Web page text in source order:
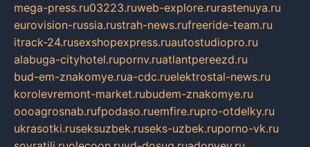
mega-press.ru03223.ruweb-explore.rurastenuya.ru
eurovision-russia.rustrah-news.rufreeride-team.ru
itrack-24.rusexshopexpress.ruautostudiopro.ru
alabuga-cityhotel.rupornv.ruatlantpereezd.ru
bud-em-znakomye.rua-cdc.ruelektrostal-news.ru
korolevremont-market.rubudem-znakomye.ru
oooagrosnab.rufpodaso.ruemfire.rupro-otdelky.ru
ukrasotki.ruseksuzbek.ruseks-uzbek.ruporno-vk.ru